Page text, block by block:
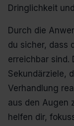
Dringlichkeit
Durch die
du sicher, dass
erreichbar sind.
Sekundärziele,
Verhandlung
aus den Augen
helfen dir,